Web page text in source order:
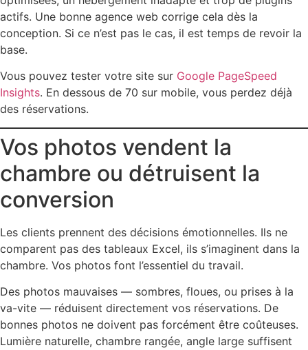
actifs. Une bonne agence web corrige cela dès la
conception. Si ce n’est pas le cas, il est temps de revoir la
base.
Vous pouvez tester votre site sur Google PageSpeed
Insights. En dessous de 70 sur mobile, vous perdez déjà
des réservations.
Vos photos vendent la
chambre ou détruisent la
conversion
Les clients prennent des décisions émotionnelles. Ils ne
comparent pas des tableaux Excel, ils s’imaginent dans la
chambre. Vos photos font l’essentiel du travail.
Des photos mauvaises — sombres, floues, ou prises à la
va-vite — réduisent directement vos réservations. De
bonnes photos ne doivent pas forcément être coûteuses.
Lumière naturelle, chambre rangée, angle large suffisent